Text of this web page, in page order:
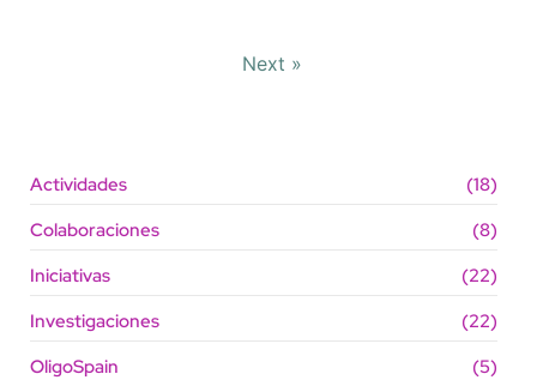
Next »
Actividades
(18)
Colaboraciones
(8)
Iniciativas
(22)
Investigaciones
(22)
OligoSpain
(5)